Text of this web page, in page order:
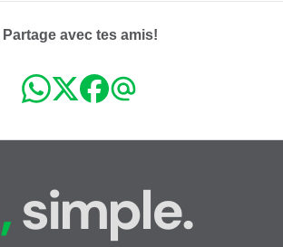
Partage avec tes amis!
simple.